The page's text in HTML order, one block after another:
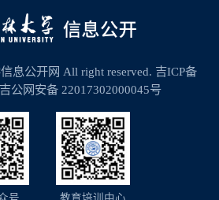
息公开网 All right reserved. 吉ICP备
吉公网安备 22017302000045号